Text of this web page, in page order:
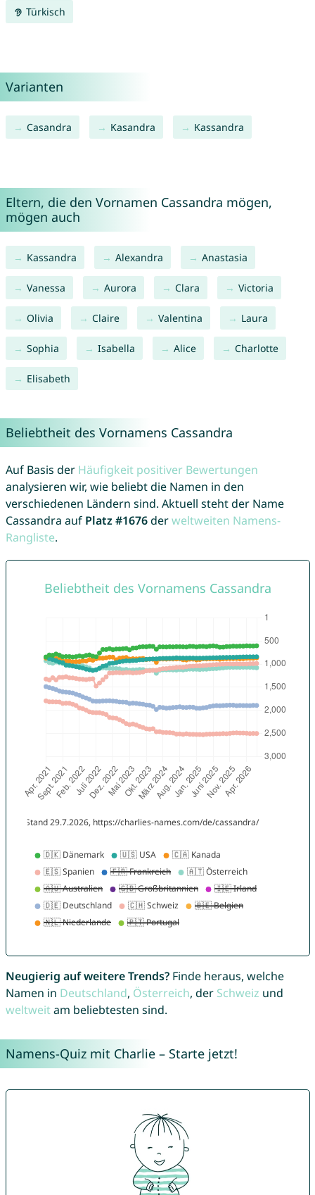
Türkisch
Varianten
Casandra Kasandra Kassandra
Eltern, die den Vornamen Cassandra mögen,
mögen auch
Kassandra Alexandra Anastasia
Vanessa Aurora Clara Victoria
Olivia Claire Valentina Laura
Sophia Isabella Alice Charlotte
Elisabeth
Beliebtheit des Vornamens Cassandra
Auf Basis der Häufigkeit positiver Bewertungen
analysieren wir, wie beliebt die Namen in den
verschiedenen Ländern sind. Aktuell steht der Name
Cassandra auf Platz #1676derweltweiten Namens-
Rangliste.
Neugierig auf weitere Trends?Finde heraus, welche
Namen in Deutschland, Österreich, der Schweiz und
weltweitam beliebtesten sind.
Namens-Quiz mit Charlie – Starte jetzt!